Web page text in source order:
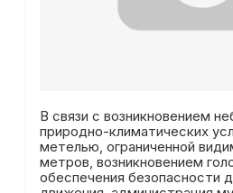
В связи с возникновением
природно-климатических
метелью, ограниченной
метров, возникновением
обеспечения безопасности